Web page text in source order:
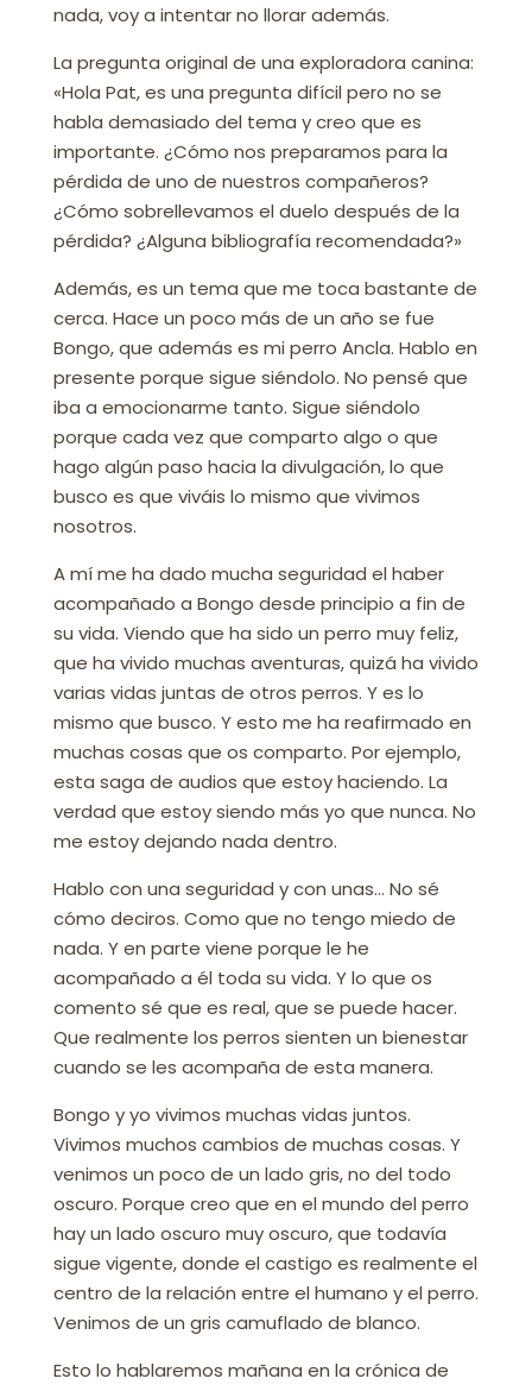
nada, voy a intentar no llorar además.
La pregunta original de una exploradora canina:
«Hola Pat, es una pregunta difícil pero no se
habla demasiado del tema y creo que es
importante. ¿Cómo nos preparamos para la
pérdida de uno de nuestros compañeros?
¿Cómo sobrellevamos el duelo después de la
pérdida? ¿Alguna bibliografía recomendada?»
Además, es un tema que me toca bastante de
cerca. Hace un poco más de un año se fue
Bongo, que además es mi perro Ancla. Hablo en
presente porque sigue siéndolo. No pensé que
iba a emocionarme tanto. Sigue siéndolo
porque cada vez que comparto algo o que
hago algún paso hacia la divulgación, lo que
busco es que viváis lo mismo que vivimos
nosotros.
A mí me ha dado mucha seguridad el haber
acompañado a Bongo desde principio a fin de
su vida. Viendo que ha sido un perro muy feliz,
que ha vivido muchas aventuras, quizá ha vivido
varias vidas juntas de otros perros. Y es lo
mismo que busco. Y esto me ha reafirmado en
muchas cosas que os comparto. Por ejemplo,
esta saga de audios que estoy haciendo. La
verdad que estoy siendo más yo que nunca. No
me estoy dejando nada dentro.
Hablo con una seguridad y con unas… No sé
cómo deciros. Como que no tengo miedo de
nada. Y en parte viene porque le he
acompañado a él toda su vida. Y lo que os
comento sé que es real, que se puede hacer.
Que realmente los perros sienten un bienestar
cuando se les acompaña de esta manera.
Bongo y yo vivimos muchas vidas juntos.
Vivimos muchos cambios de muchas cosas. Y
venimos un poco de un lado gris, no del todo
oscuro. Porque creo que en el mundo del perro
hay un lado oscuro muy oscuro, que todavía
sigue vigente, donde el castigo es realmente el
centro de la relación entre el humano y el perro.
Venimos de un gris camuflado de blanco.
Esto lo hablaremos mañana en la crónica de